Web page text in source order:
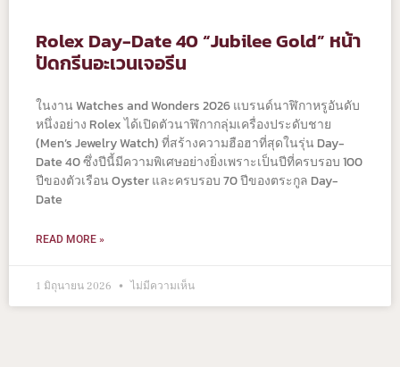
Rolex Day-Date 40 “Jubilee Gold” หน้า
ปัดกรีนอะเวนเจอรีน
ในงาน Watches and Wonders 2026 แบรนด์นาฬิกาหรูอันดับ
หนึ่งอย่าง Rolex ได้เปิดตัวนาฬิกากลุ่มเครื่องประดับชาย
(Men’s Jewelry Watch) ที่สร้างความฮือฮาที่สุดในรุ่น Day-
Date 40 ซึ่งปีนี้มีความพิเศษอย่างยิ่งเพราะเป็นปีที่ครบรอบ 100
ปีของตัวเรือน Oyster และครบรอบ 70 ปีของตระกูล Day-
Date
READ MORE »
1 มิถุนายน 2026 ไม่มีความเห็น